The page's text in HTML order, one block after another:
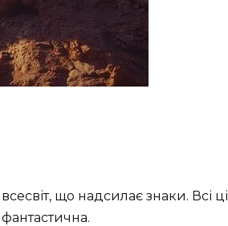
що надсилає знаки. Всі ці